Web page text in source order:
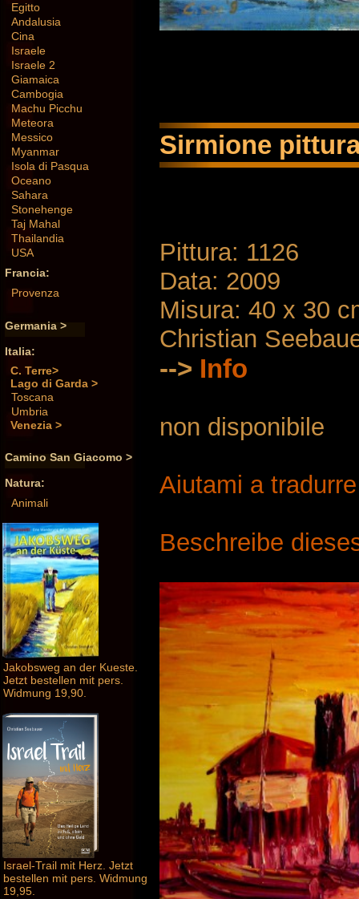
Egitto
Andalusia
Cina
Israele
Israele 2
Giamaica
Cambogia
Machu Picchu
Meteora
Messico
Myanmar
Isola di Pasqua
Oceano
Sahara
Stonehenge
Taj Mahal
Thailandia
USA
Francia:
Provenza
Germania >
Italia:
C. Terre>
Lago di Garda >
Toscana
Umbria
Venezia >
Camino San Giacomo >
Natura:
Animali
Jakobsweg an der Kueste.
Jetzt bestellen mit pers.
Widmung 19,90.
Israel-Trail mit Herz. Jetzt
bestellen mit pers. Widmung
19,95.
Sirmione
Pittura: 1126
Data: 2009
Misura: 40 x 30
Christian
--> Info
non disponibile
Aiutami a
Beschreibe